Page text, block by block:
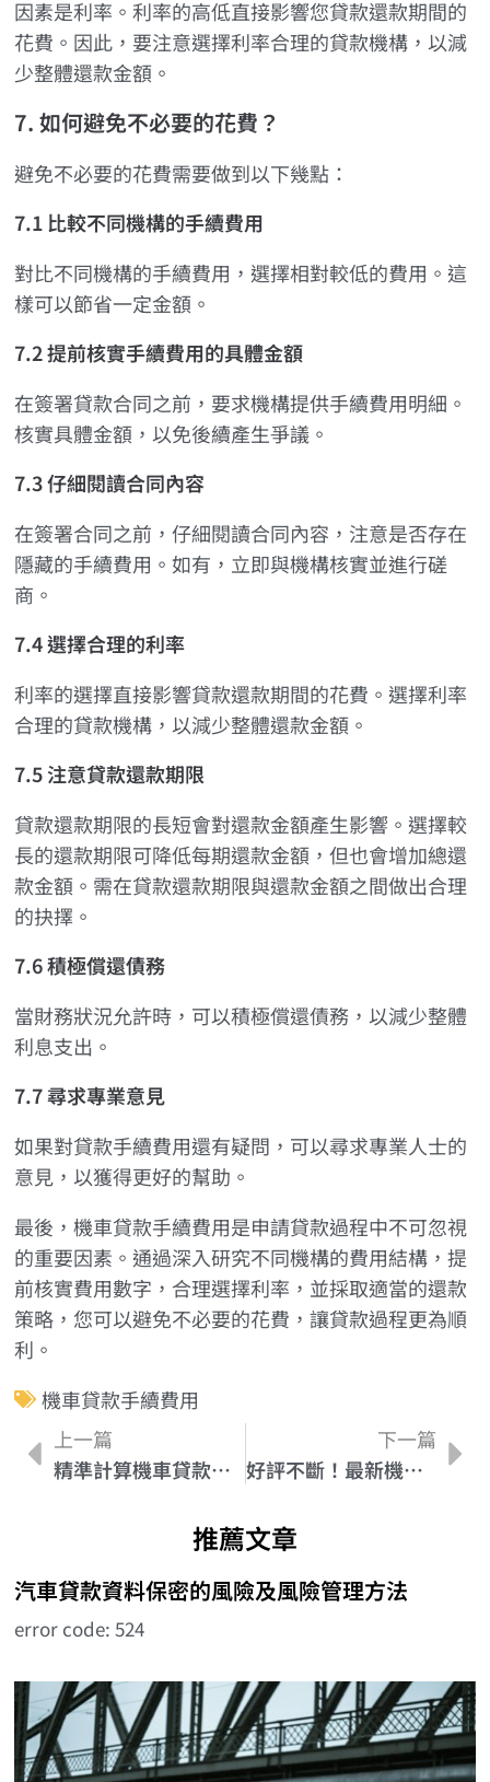
因素是利率。利率的高低直接影響您貸款還款期間的
花費。因此，要注意選擇利率合理的貸款機構，以減
少整體還款金額。
7. 如何避免不必要的花費？
避免不必要的花費需要做到以下幾點：
7.1 比較不同機構的手續費用
對比不同機構的手續費用，選擇相對較低的費用。這
樣可以節省一定金額。
7.2 提前核實手續費用的具體金額
在簽署貸款合同之前，要求機構提供手續費用明細。
核實具體金額，以免後續產生爭議。
7.3 仔細閱讀合同內容
在簽署合同之前，仔細閱讀合同內容，注意是否存在
隱藏的手續費用。如有，立即與機構核實並進行磋
商。
7.4 選擇合理的利率
利率的選擇直接影響貸款還款期間的花費。選擇利率
合理的貸款機構，以減少整體還款金額。
7.5 注意貸款還款期限
貸款還款期限的長短會對還款金額產生影響。選擇較
長的還款期限可降低每期還款金額，但也會增加總還
款金額。需在貸款還款期限與還款金額之間做出合理
的抉擇。
7.6 積極償還債務
當財務狀況允許時，可以積極償還債務，以減少整體
利息支出。
7.7 尋求專業意見
如果對貸款手續費用還有疑問，可以尋求專業人士的
意見，以獲得更好的幫助。
最後，機車貸款手續費用是申請貸款過程中不可忽視
的重要因素。通過深入研究不同機構的費用結構，提
前核實費用數字，合理選擇利率，並採取適當的還款
策略，您可以避免不必要的花費，讓貸款過程更為順
利。
機車貸款手續費用
上一篇
精準計算機車貸款額度，讓您駕輕就熟
下一篇
好評不斷！最新機車貸款利率比較報告
推薦文章
汽車貸款資料保密的風險及風險管理方法
error code: 524